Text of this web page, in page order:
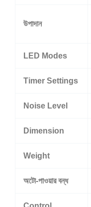
উপাদান
LED Modes
Timer Settings
Noise Level
Dimension
Weight
অটো-পাওয়ার বন্ধ